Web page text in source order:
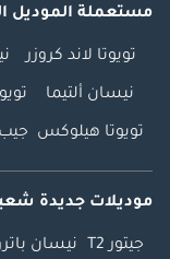
مستعملة الموديل
تويوتا لاند كروزر
نيسان ألتيما
تويوتا هيلوكس جيب
موديلات جديدة
جيتور T2 نيسان